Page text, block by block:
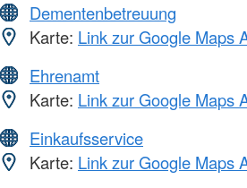
Dementenbetreuung
Karte: Link zur Google Maps
Ehrenamt
Karte: Link zur Google Maps
Einkaufsservice
Karte: Link zur Google Maps